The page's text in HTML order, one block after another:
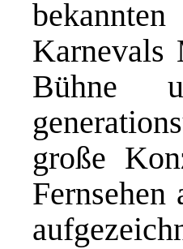
Karnevals
Bühne
große